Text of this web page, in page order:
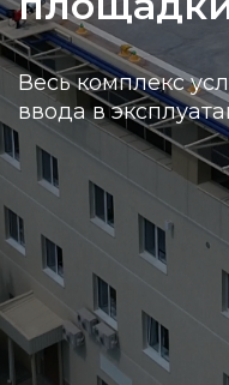
Весь комплекс
ввода в